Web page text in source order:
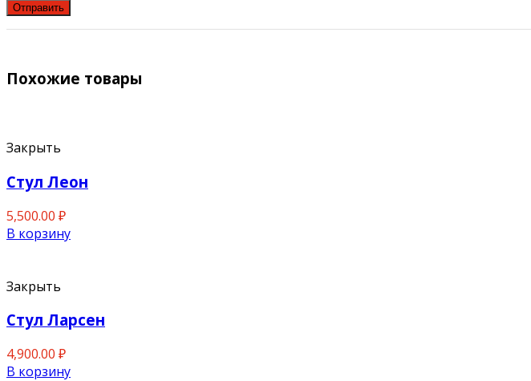
Похожие товары
Закрыть
Стул Леон
5,500.00 ₽
В корзину
Закрыть
Стул Ларсен
4,900.00 ₽
В корзину